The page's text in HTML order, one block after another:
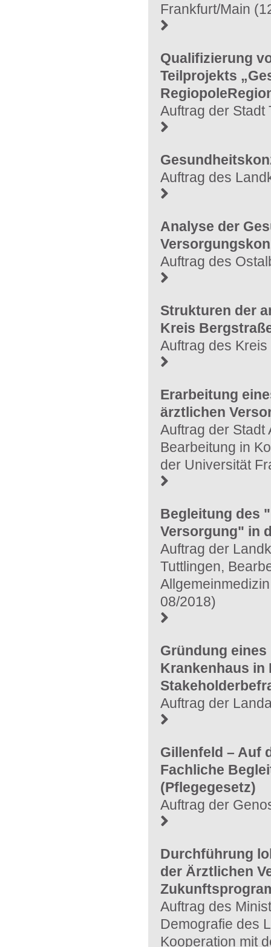
Frankfurt/Main
Qualifizierung
Teilprojekts
Auftrag der Stadt
Auftrag des
Analyse der
Auftrag des
Strukturen der
Kreis
Auftrag des
Erarbeitung
ärztlichen
Auftrag der Stadt
Bearbeitung in
der Universität
Begleitung des
Versorgung" in
Auftrag der
Tuttlingen,
08/2018)
Gründung
Krankenhaus in
Auftrag der
Gillenfeld – Auf
Fachliche
(Pflegegesetz)
Auftrag der
Durchführung
der Ärztlichen
Auftrag des
Demografie des
Kooperation mit